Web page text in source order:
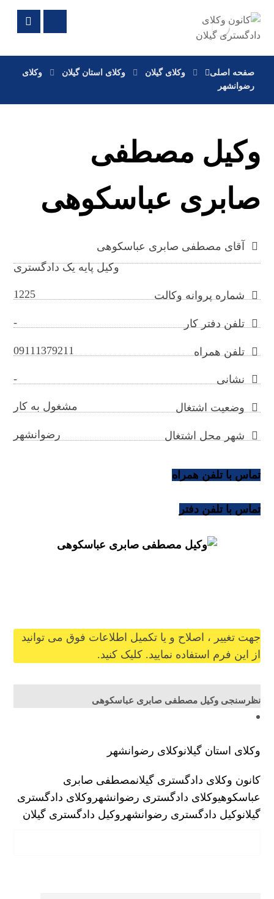
صفحه اصلی وکلای گیلان وکلای استان گیلان
وکلای
رضوانشهر
وکیل مصطفی
صابری عباسکوهی
آقای مصطفی صابری عباسکوهی
وکیل پایه یک دادگستری
شماره پروانه وکالت 1225
تلفن دفتر کار -
تلفن همراه 09111379211
نشانی -
وضعیت اشتغال مشغول به کار
شهر محل اشتغال رضوانشهر
تماس با تلفن همراه
تماس با تلفن دفتر
جهت تغییر ، اصلاح و یا تکمیل اطلاعات فوق می توانید
از این فرم استفاده نمایید. کلیک کنید.
نظرسنجی وکیل مصطفی صابری عباسکوهی
وکلای استان گیلانوکلای رضوانشهر
کانون وکلای دادگستری گیلانمصطفی صابری
عباسکوهیوکلای دادگستری رضوانشهر وکلای دادگستری
گیلانوکیل دادگستری رضوانشهر وکیل دادگستری گیلان